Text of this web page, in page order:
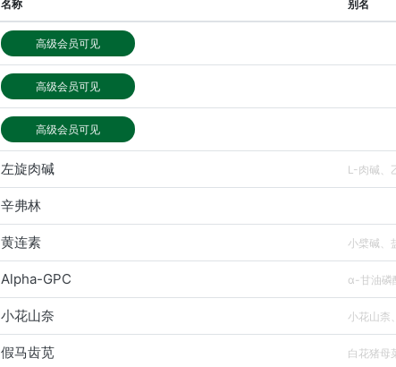
名称 别名
高级会员可见
高级会员可见
高级会员可见
左旋肉碱 L-肉碱、
辛弗林
黄连素 小檗碱、
Alpha-GPC α-甘油磷
小花山奈 小花山柰
假马齿苋 白花猪母